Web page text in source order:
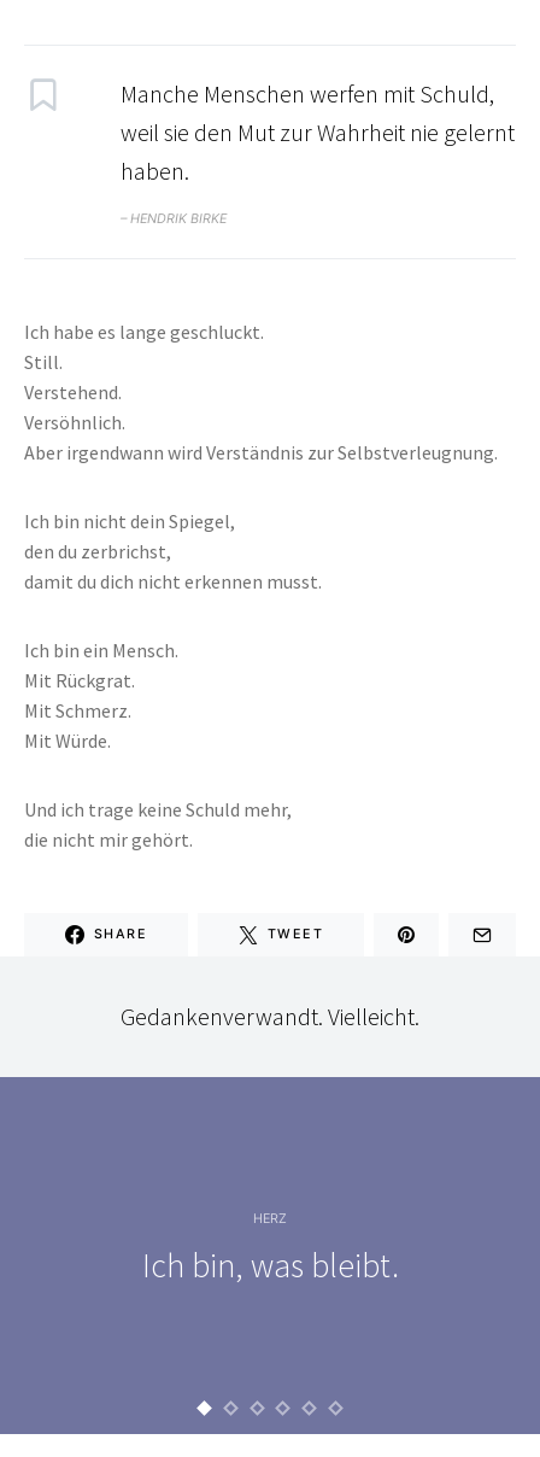
Manche Menschen werfen mit Schuld,
weil sie den Mut zur Wahrheit nie gelernt
haben.
– HENDRIK BIRKE
Ich habe es lange geschluckt.
Still.
Verstehend.
Versöhnlich.
Aber irgendwann wird Verständnis zur Selbstverleugnung.
Ich bin nicht dein Spiegel,
den du zerbrichst,
damit du dich nicht erkennen musst.
Ich bin ein Mensch.
Mit Rückgrat.
Mit Schmerz.
Mit Würde.
Und ich trage keine Schuld mehr,
die nicht mir gehört.
SHARE TWEET
Gedankenverwandt. Vielleicht.
HERZ
Ich bin, was bleibt.